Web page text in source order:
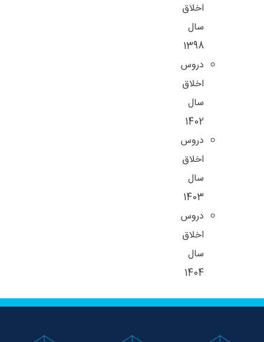
اخلاق
سال
1398
دروس
اخلاق
سال
1402
دروس
اخلاق
سال
1403
دروس
اخلاق
سال
1404